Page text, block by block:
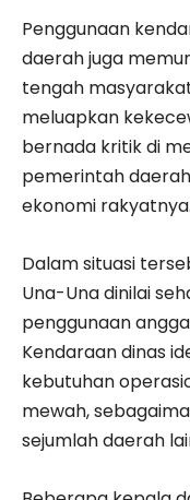
Penggunaan
daerah juga
tengah
meluapkan
bernada kritik di
pemerintah
ekonomi rakyatnya.
Dalam situasi
Una-Una dinilai
penggunaan
Kendaraan dinas
kebutuhan
mewah,
sejumlah daerah